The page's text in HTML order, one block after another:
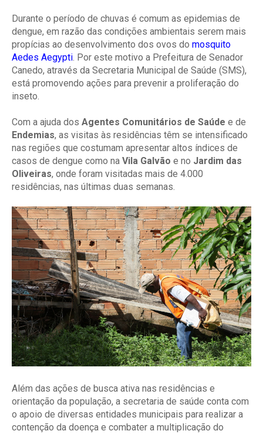
Durante o período de chuvas é comum as epidemias de
dengue, em razão das condições ambientais serem mais
propícias ao desenvolvimento dos ovos do mosquito
Aedes Aegypti. Por este motivo a Prefeitura de Senador
Canedo, através da Secretaria Municipal de Saúde (SMS),
está promovendo ações para prevenir a proliferação do
inseto.
Com a ajuda dos Agentes Comunitários de Saúde e de
Endemias, as visitas às residências têm se intensificado
nas regiões que costumam apresentar altos índices de
casos de dengue como na Vila Galvão e no Jardim das
Oliveiras, onde foram visitadas mais de 4.000
residências, nas últimas duas semanas.
Além das ações de busca ativa nas residências e
orientação da população, a secretaria de saúde conta com
o apoio de diversas entidades municipais para realizar a
contenção da doença e combater a multiplicação do